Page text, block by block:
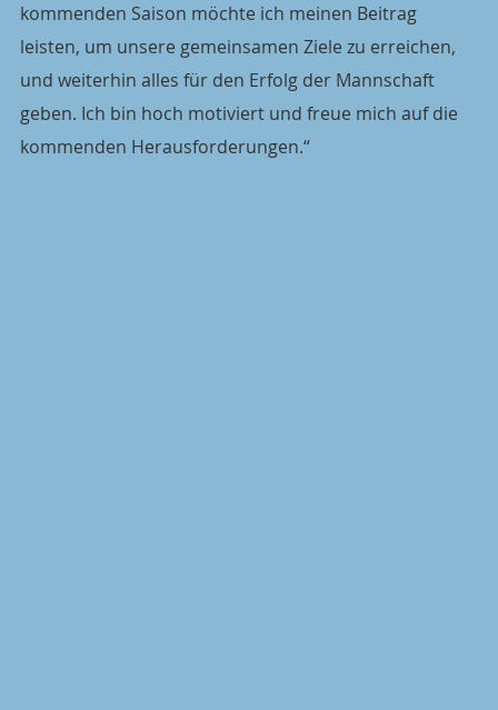
kommenden Saison möchte ich meinen Beitrag
leisten, um unsere gemeinsamen Ziele zu erreichen,
und weiterhin alles für den Erfolg der Mannschaft
geben. Ich bin hoch motiviert und freue mich auf die
kommenden Herausforderungen.“